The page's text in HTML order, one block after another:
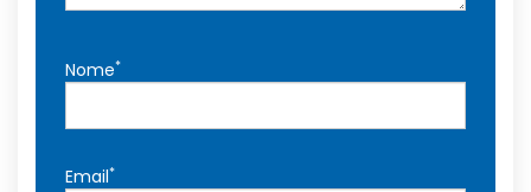
Nome*
Email*